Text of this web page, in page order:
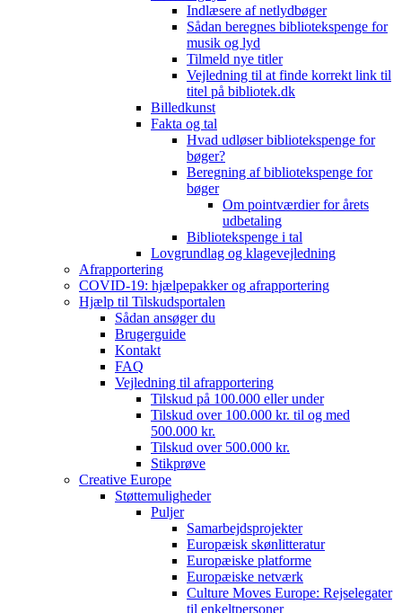
Indlæsere af netlydbøger
Sådan beregnes bibliotekspenge for
musik og lyd
Tilmeld nye titler
Vejledning til at finde korrekt link til
titel på bibliotek.dk
Billedkunst
Fakta og tal
Hvad udløser bibliotekspenge for
bøger?
Beregning af bibliotekspenge for
bøger
Om pointværdier for årets
udbetaling
Bibliotekspenge i tal
Lovgrundlag og klagevejledning
Afrapportering
COVID-19: hjælpepakker og afrapportering
Hjælp til Tilskudsportalen
Sådan ansøger du
Brugerguide
Kontakt
FAQ
Vejledning til afrapportering
Tilskud på 100.000 eller under
Tilskud over 100.000 kr. til og med
500.000 kr.
Tilskud over 500.000 kr.
Stikprøve
Creative Europe
Støttemuligheder
Puljer
Samarbejdsprojekter
Europæisk skønlitteratur
Europæiske platforme
Europæiske netværk
Culture Moves Europe: Rejselegater
til enkeltpersoner